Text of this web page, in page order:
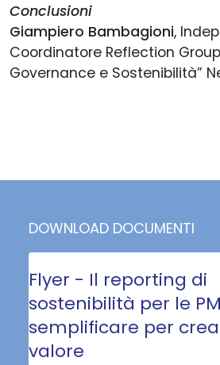
Conclusioni
Giampiero Bambagioni,
Coordinatore Reflection Group
Governance e Sostenibilità”
DOWNLOAD DOCUMENTI
Flyer - Il reporting di
sostenibilità per le
semplificare per
valore